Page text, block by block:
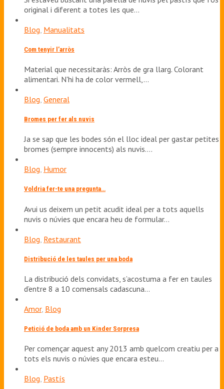
original i diferent a totes les que…
Blog Manualitats
Com tenyir l’arròs
Material que necessitaràs: Arròs de gra llarg. Colorant
alimentari. N'hi ha de color vermell,…
Blog General
Bromes per fer als nuvis
Ja se sap que les bodes són el lloc ideal per gastar petites
bromes (sempre innocents) als nuvis.…
Blog, Humor
Voldria fer-te una pregunta…
Avui us deixem un petit acudit ideal per a tots aquells
nuvis o núvies que encara heu de formular…
Blog Restaurant
Distribució de les taules per una boda
La distribució dels convidats, s’acostuma a fer en taules
d’entre 8 a 10 comensals cadascuna…
Amor, Blog
Petició de boda amb un Kinder Sorpresa
Per començar aquest any 2013 amb quelcom creatiu per a
tots els nuvis o núvies que encara esteu…
Blog, Pastís